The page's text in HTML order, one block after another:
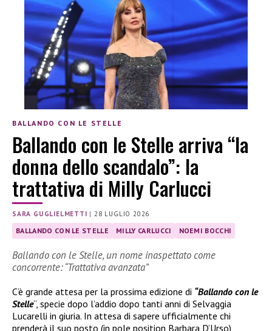
BALLANDO CON LE STELLE
Ballando con le Stelle arriva “la
donna dello scandalo”: la
trattativa di Milly Carlucci
SARA GUGLIELMETTI |28 LUGLIO 2026
BALLANDO CON LE STELLE MILLY CARLUCCI NOEMI BOCCHI
Ballando con le Stelle, un nome inaspettato come
concorrente: “Trattativa avanzata”
C’è grande attesa per la prossima edizione di “Ballando con le
Stelle“, specie dopo l’addio dopo tanti anni di Selvaggia
Lucarelli in giuria. In attesa di sapere ufficialmente chi
prenderà il suo posto (in pole position Barbara D’Urso)